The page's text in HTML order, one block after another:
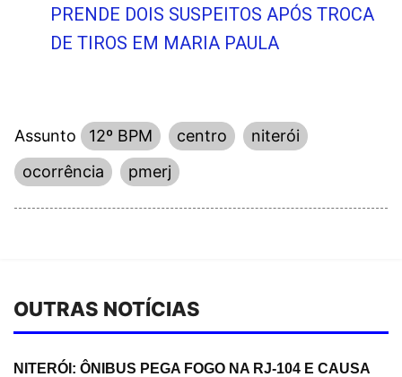
PRENDE DOIS SUSPEITOS APÓS TROCA
DE TIROS EM MARIA PAULA
Assunto 12º BPM centro
niterói
ocorrência
pmerj
OUTRAS NOTÍCIAS
NITERÓI: ÔNIBUS PEGA FOGO NA RJ-104 E CAUSA